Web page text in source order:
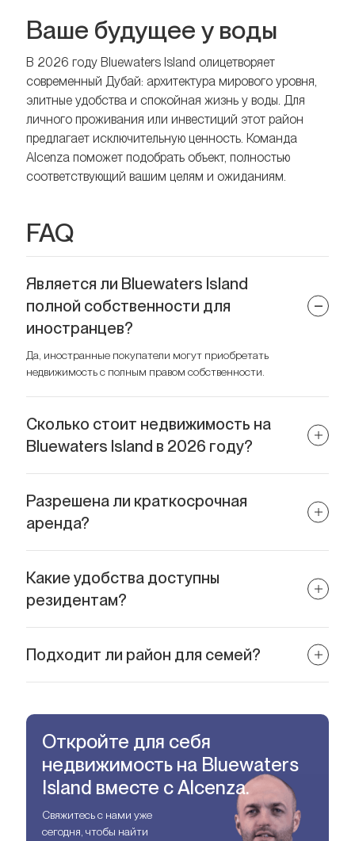
Ваше будущее у воды
В 2026 году Bluewaters Island олицетворяет
современный Дубай: архитектура мирового уровня,
элитные удобства и спокойная жизнь у воды. Для
личного проживания или инвестиций этот район
предлагает исключительную ценность. Команда
Alcenza поможет подобрать объект, полностью
соответствующий вашим целям и ожиданиям.
FAQ
Является ли Bluewaters Island
полной собственности для
иностранцев?
Да, иностранные покупатели могут приобретать
недвижимость с полным правом собственности.
Сколько стоит недвижимость на
Bluewaters Island в 2026 году?
этажа и типа объекта.
Разрешена ли краткосрочная
аренда?
Какие удобства доступны
резидентам?
набережные и прямой доступ к пляжу.
Подходит ли район для семей?
Откройте для себя
недвижимость на Bluewaters
Island вместе с Alcenza.
Свяжитесь с нами уже
сегодня, чтобы найти